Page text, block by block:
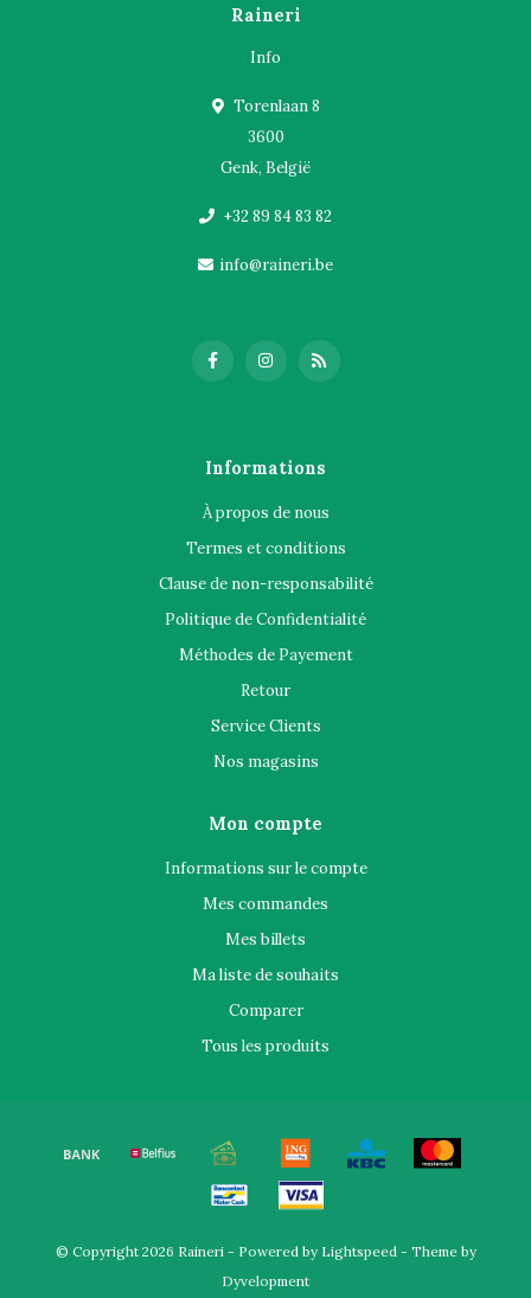
Raineri
Info
Torenlaan 8
3600
Genk, België
+32 89 84 83 82
info@raineri.be
Informations
À propos de nous
Termes et conditions
Clause de non-responsabilité
Politique de Confidentialité
Méthodes de Payement
Retour
Service Clients
Nos magasins
Mon compte
Informations sur le compte
Mes commandes
Mes billets
Ma liste de souhaits
Comparer
Tous les produits
© Copyright 2026 Raineri - Powered by Lightspeed- Theme by
Dyvelopment